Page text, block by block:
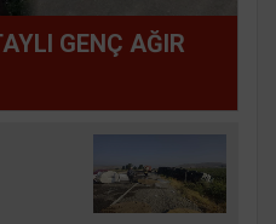
GENÇ AĞIR